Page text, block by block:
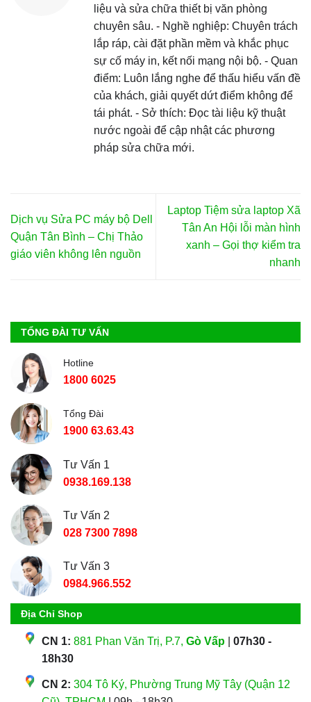
liệu và sửa chữa thiết bị văn phòng
chuyên sâu. - Nghề nghiệp: Chuyên trách
lắp ráp, cài đặt phần mềm và khắc phục
sự cố máy in, kết nối mạng nội bộ. - Quan
điểm: Luôn lắng nghe để thấu hiểu vấn đề
của khách, giải quyết dứt điểm không để
tái phát. - Sở thích: Đọc tài liệu kỹ thuật
nước ngoài để cập nhật các phương
pháp sửa chữa mới.
Dịch vụ Sửa PC máy bộ Dell
Quận Tân Bình – Chị Thảo
giáo viên không lên nguồn
Laptop Tiệm sửa laptop Xã
Tân An Hội lỗi màn hình
xanh – Gọi thợ kiểm tra
nhanh
TỔNG ĐÀI TƯ VẤN
Hotline
1800 6025
Tổng Đài
1900 63.63.43
Tư Vấn 1
0938.169.138
Tư Vấn 2
028 7300 7898
Tư Vấn 3
0984.966.552
Địa Chỉ Shop
CN 1: 881 Phan Văn Trị, P.7, Gò Vấp
07h30 -
18h30
CN 2: 304 Tô Ký, Phường Trung Mỹ Tây (Quận 12